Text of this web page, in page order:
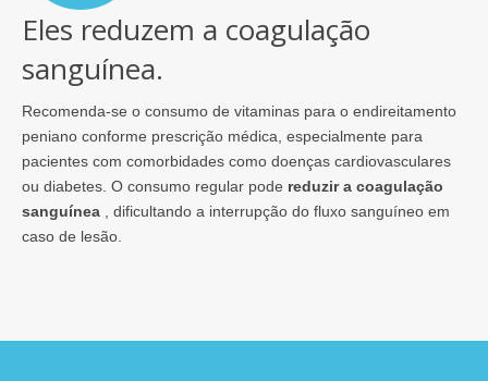
Eles reduzem a coagulação
sanguínea.
Recomenda-se o consumo de vitaminas para o endireitamento
peniano conforme prescrição médica, especialmente para
pacientes com comorbidades como doenças cardiovasculares
ou diabetes. O consumo regular pode reduzir a coagulação
sanguínea , dificultando a interrupção do fluxo sanguíneo em
caso de lesão.